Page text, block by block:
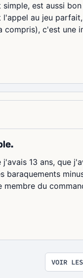
simple, est aussi
l'appel au jeu
compris), c'est
13 ans, que
du
VOIR